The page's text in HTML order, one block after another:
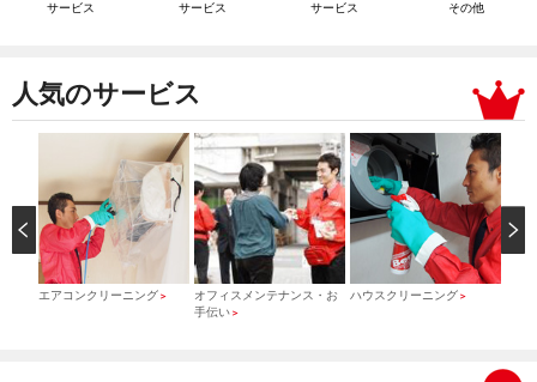
サービス
サービス
サービス
その他
人気のサービス
エアコンクリーニング ＞
オフィスメンテナンス・お
手伝い ＞
ハウスクリーニング ＞